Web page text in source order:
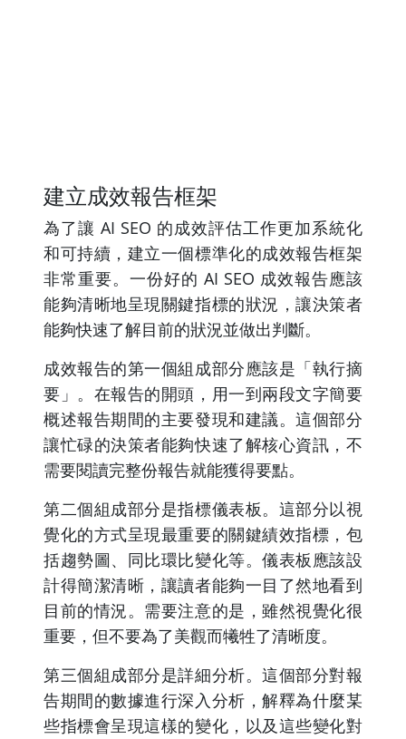
建立成效報告框架
為了讓 AI SEO 的成效評估工作更加系統化
和可持續，建立一個標準化的成效報告框架
非常重要。一份好的 AI SEO 成效報告應該
能夠清晰地呈現關鍵指標的狀況，讓決策者
能夠快速了解目前的狀況並做出判斷。
成效報告的第一個組成部分應該是「執行摘
要」。在報告的開頭，用一到兩段文字簡要
概述報告期間的主要發現和建議。這個部分
讓忙碌的決策者能夠快速了解核心資訊，不
需要閱讀完整份報告就能獲得要點。
第二個組成部分是指標儀表板。這部分以視
覺化的方式呈現最重要的關鍵績效指標，包
括趨勢圖、同比環比變化等。儀表板應該設
計得簡潔清晰，讓讀者能夠一目了然地看到
目前的情況。需要注意的是，雖然視覺化很
重要，但不要為了美觀而犧牲了清晰度。
第三個組成部分是詳細分析。這個部分對報
告期間的數據進行深入分析，解釋為什麼某
些指標會呈現這樣的變化，以及這些變化對